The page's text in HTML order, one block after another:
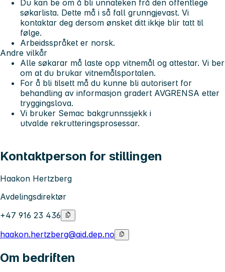
Du kan be om å bli unnateken frå den offentlege
søkarlista. Dette må i så fall grunngjevast. Vi
kontaktar deg dersom ønsket ditt ikkje blir tatt til
følge.
Arbeidsspråket er norsk.
Andre vilkår
Alle søkarar må laste opp vitnemål og attestar. Vi ber
om at du brukar vitnemålsportalen.
For å bli tilsett må du kunne bli autorisert for
behandling av informasjon gradert AVGRENSA etter
tryggingslova.
Vi bruker Semac bakgrunnssjekk i
utvalde rekrutteringsprosessar.
Kontaktperson for stillingen
Haakon Hertzberg
Avdelingsdirektør
+47 916 23 436
haakon.hertzberg@aid.dep.no
Om bedriften